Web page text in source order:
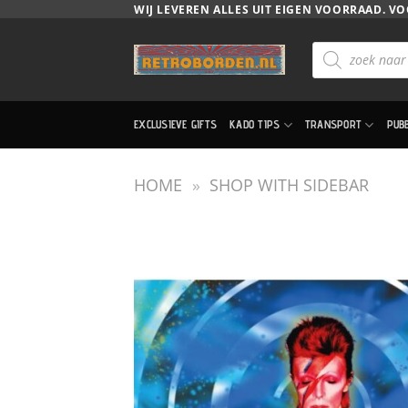
WIJ LEVEREN ALLES UIT EIGEN VOORRAAD.
Producten
zoeken
EXCLUSIEVE GIFTS KADO TIPS TRANSPORT
HOME » SHOP WITH SIDEBAR